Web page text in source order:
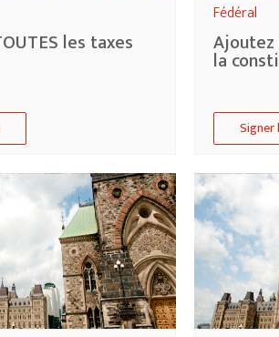
les taxes
Fédéral
la